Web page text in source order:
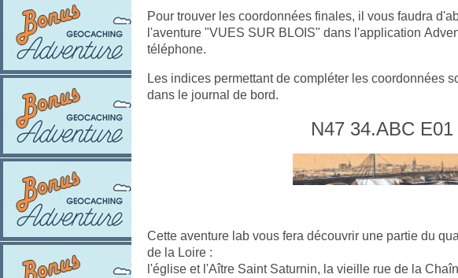
Pour trouver les coordonnées finales, il vous faudra
l'aventure "VUES SUR BLOIS" dans l'application
téléphone.
Les indices permettant de compléter les coordonnées
dans le journal de bord.
N47 34.ABC
Cette aventure lab vous fera découvrir une partie du
de la Loire :
l'église et l'Aître Saint Saturnin, la vieille rue de la